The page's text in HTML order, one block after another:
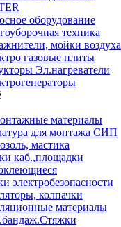
оборудование
техника
мойки воздуха
газовые плиты
Эл.нагреватели
материалы
для монтажа СИП
мастика
каб.,площадки
электробезопасности
колпачки
материалы